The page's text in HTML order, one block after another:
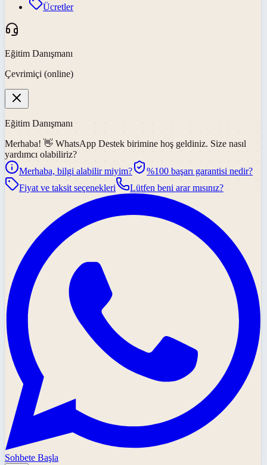
Ücretler
Eğitim Danışmanı
Çevrimiçi (online)
Eğitim Danışmanı
Merhaba! 👋 WhatsApp Destek birimine hoş geldiniz. Size nasıl
yardımcı olabiliriz?
Merhaba, bilgi alabilir miyim?
%100 başarı garantisi nedir?
Fiyat ve taksit seçenekleri
Lütfen beni arar mısınız?
Sohbete Başla